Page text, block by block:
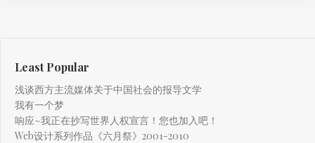
Least Popular
浅谈西方主流媒体关于中国社会的报导文学
我有一个梦
响应~我正在抄写世界人权宣言！您也加入吧！
Web设计系列作品《六月祭》2001-2010